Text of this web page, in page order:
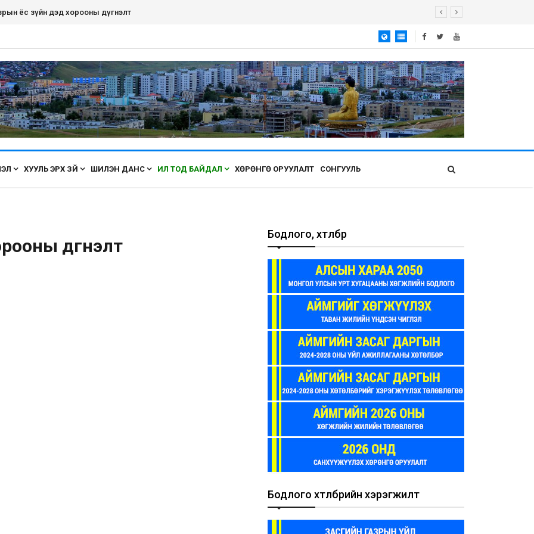
ёс зүйн дэд хорооны дүгнэлт
ХУУЛЬ ЭРХ ЗҮЙ ШИЛЭН ДАНС ИЛ ТОД БАЙДАЛ ХӨРӨНГӨ ОРУУЛАЛТ СОНГУУЛЬ
дүгнэлт
Бодлого, хөтөлбөр
Бодлого хөтөлбөрийн хэрэгжилт